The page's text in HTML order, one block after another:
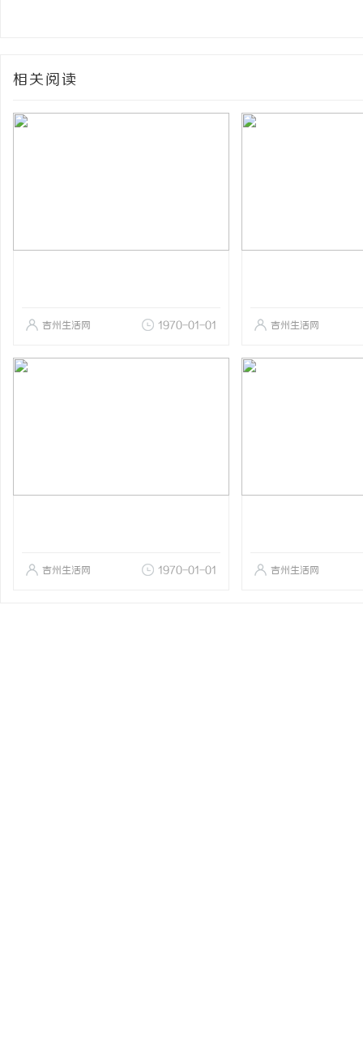
相关阅读
吉州生活网 1970-01-01 吉州生活网
吉州生活网 1970-01-01 吉州生活网